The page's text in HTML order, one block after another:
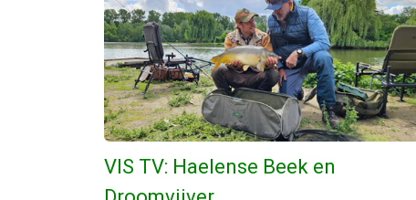
VIS TV: Haelense Beek en